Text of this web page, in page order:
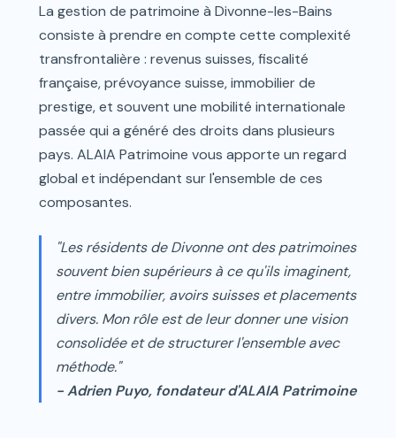
La gestion de patrimoine à Divonne-les-Bains
consiste à prendre en compte cette complexité
transfrontalière : revenus suisses, fiscalité
française, prévoyance suisse, immobilier de
prestige, et souvent une mobilité internationale
passée qui a généré des droits dans plusieurs
pays. ALAIA Patrimoine vous apporte un regard
global et indépendant sur l'ensemble de ces
composantes.
"Les résidents de Divonne ont des patrimoines
souvent bien supérieurs à ce qu'ils imaginent,
entre immobilier, avoirs suisses et placements
divers. Mon rôle est de leur donner une vision
consolidée et de structurer l'ensemble avec
méthode."
- Adrien Puyo, fondateur d'ALAIA Patrimoine